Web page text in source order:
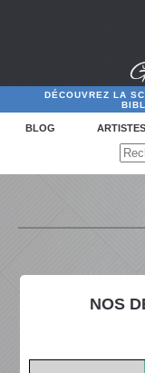
DÉCOUVREZ LA
BLOG ARTISTES
NOS